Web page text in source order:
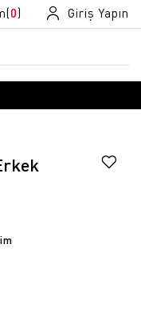
0) Giriş Yapın